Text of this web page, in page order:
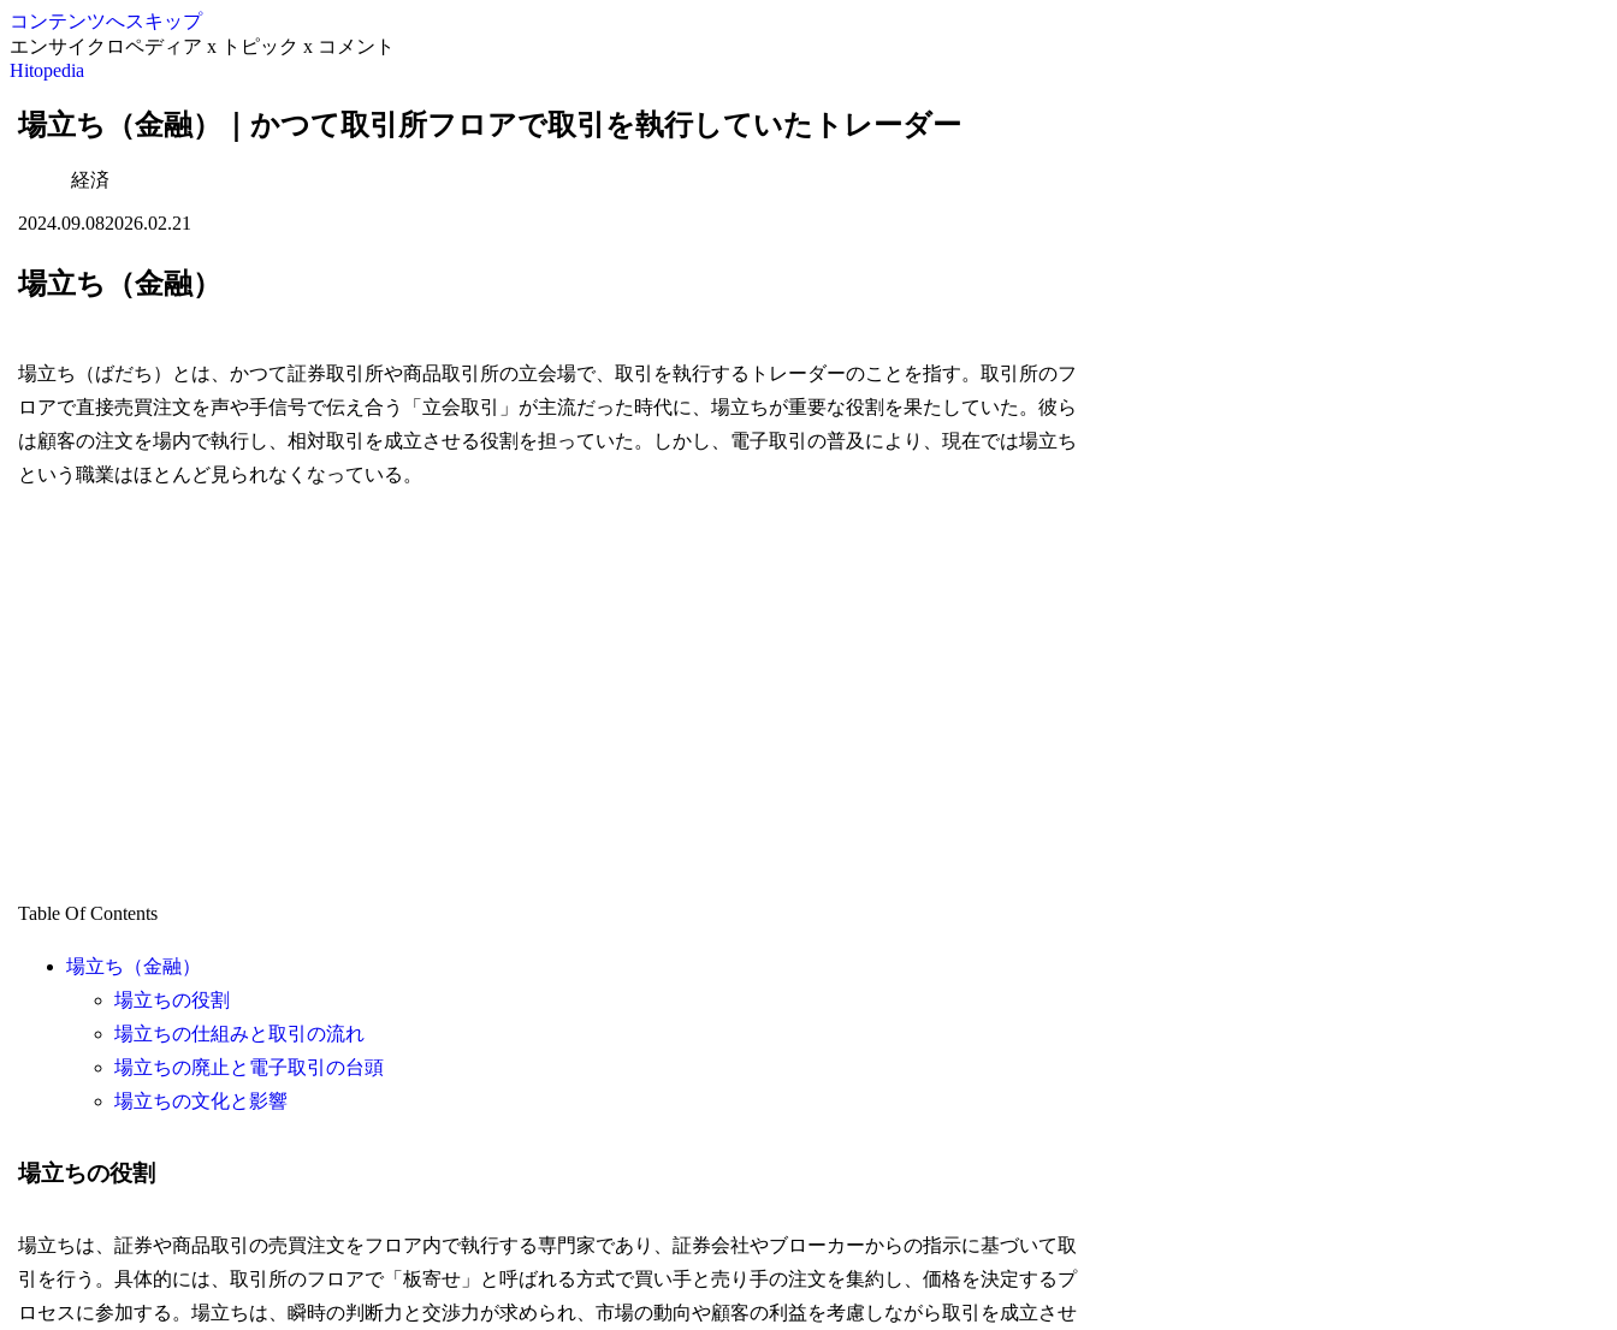
コンテンツへスキップ
エンサイクロペディア x トピック x コメント
Hitopedia
場立ち（金融）｜かつて取引所フロアで取引を執行していたトレーダー
経済
2024.09.082026.02.21
場立ち（金融）
場立ち（ばだち）とは、かつて証券取引所や商品取引所の立会場で、取引を執行するトレーダーのことを指す。取引所のフ
ロアで直接売買注文を声や手信号で伝え合う「立会取引」が主流だった時代に、場立ちが重要な役割を果たしていた。彼ら
は顧客の注文を場内で執行し、相対取引を成立させる役割を担っていた。しかし、電子取引の普及により、現在では場立ち
という職業はほとんど見られなくなっている。
Table Of Contents
場立ち（金融）
場立ちの役割
場立ちの仕組みと取引の流れ
場立ちの廃止と電子取引の台頭
場立ちの文化と影響
場立ちの役割
場立ちは、証券や商品取引の売買注文をフロア内で執行する専門家であり、証券会社やブローカーからの指示に基づいて取
引を行う。具体的には、取引所のフロアで「板寄せ」と呼ばれる方式で買い手と売り手の注文を集約し、価格を決定するプ
ロセスに参加する。場立ちは、瞬時の判断力と交渉力が求められ、市場の動向や顧客の利益を考慮しながら取引を成立させ